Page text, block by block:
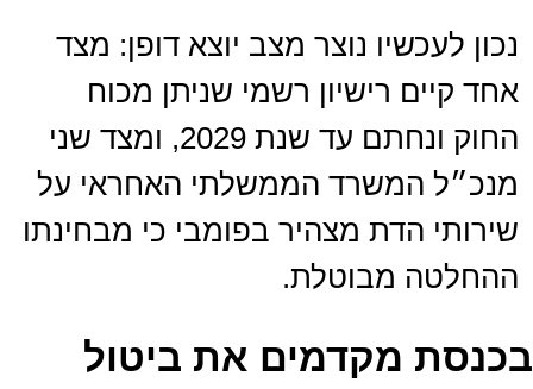
נכון לעכשיו נוצר מצב יוצא דופן: מצד
אחד קיים רישיון רשמי שניתן מכוח
החוק ונחתם עד שנת 2029, ומצד שני
מנכ״ל המשרד הממשלתי האחראי על
שירותי הדת מצהיר בפומבי כי מבחינתו
ההחלטה מבוטלת.
בכנסת מקדמים את ביטול